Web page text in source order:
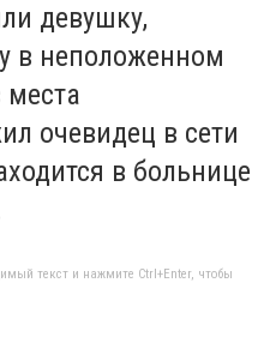
девушку,
в неположенном
места
очевидец в сети
в больнице
текст и нажмите Ctrl+Enter, чтобы